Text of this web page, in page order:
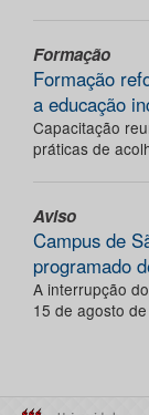
Formação
Formação
a educação
Capacitação
práticas de
Aviso
Campus de
programado
A interrupção
15 de agosto